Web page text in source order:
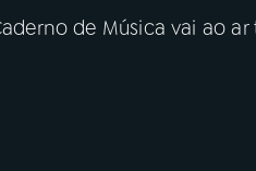
de Música vai ao ar